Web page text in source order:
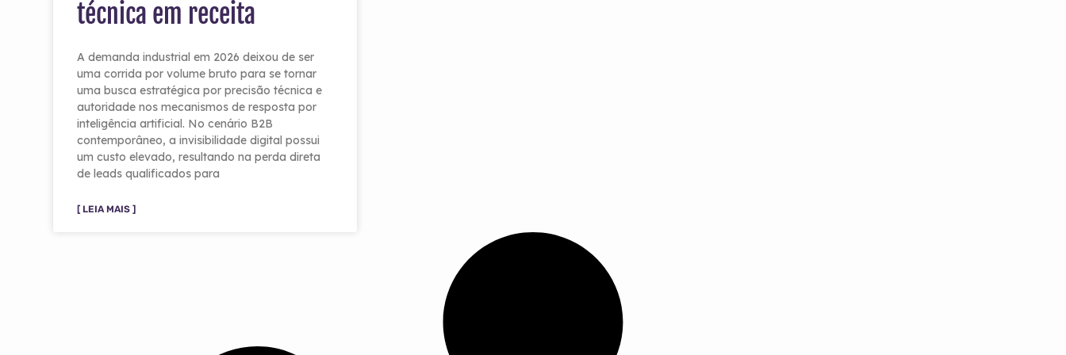
técnica em receita
A demanda industrial em 2026 deixou de ser
uma corrida por volume bruto para se tornar
uma busca estratégica por precisão técnica e
autoridade nos mecanismos de resposta por
inteligência artificial. No cenário B2B
contemporâneo, a invisibilidade digital possui
um custo elevado, resultando na perda direta
de leads qualificados para
[ LEIA MAIS ]